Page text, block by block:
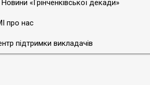
Новини «Грінченківської декади»
про нас
підтримки викладачів